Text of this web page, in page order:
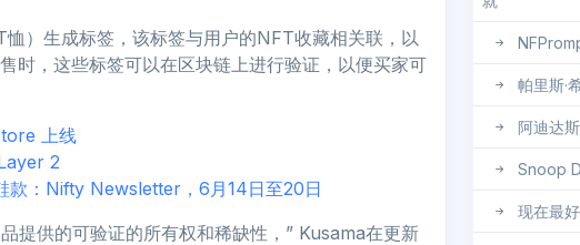
）生成标签，该标签与用户的NFT收藏相关联，以
时，这些标签可以在区块链上进行验证，以便买家可
上线
2
：Nifty Newsletter，6月14日至20日
提供的可验证的所有权和稀缺性，” Kusama在更新
帕里斯·
阿迪达
Snoop
现在最